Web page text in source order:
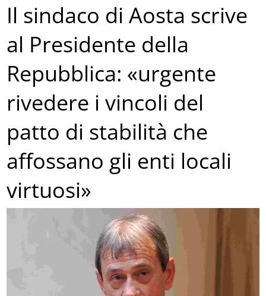
Il sindaco di Aosta scrive
al Presidente della
Repubblica: «urgente
rivedere i vincoli del
patto di stabilità che
affossano gli enti locali
virtuosi»